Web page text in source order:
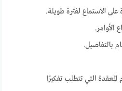
على الاستماع لفترة طويلة.
الأوامر.
بالتفاصيل.
المعقدة التي تتطلب تفكيرًا